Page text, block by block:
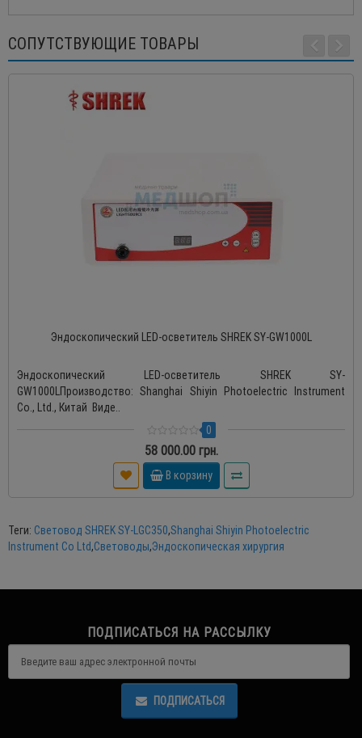
СОПУТСТВУЮЩИЕ ТОВАРЫ
Эндоскопический LED-осветитель SHREK SY-GW1000L
Эндоскопический LED-осветитель SHREK SY-
GW1000LПроизводство: Shanghai Shiyin Photoelectric Instrument
Co., Ltd., Китай Виде..
0
58 000.00 грн.
В корзину
Теги: Световод SHREK SY-LGC350,Shanghai Shiyin Photoelectric
Instrument Co Ltd,Световоды,Эндоскопическая хирургия
ПОДПИСАТЬСЯ НА РАССЫЛКУ
ПОДПИСАТЬСЯ